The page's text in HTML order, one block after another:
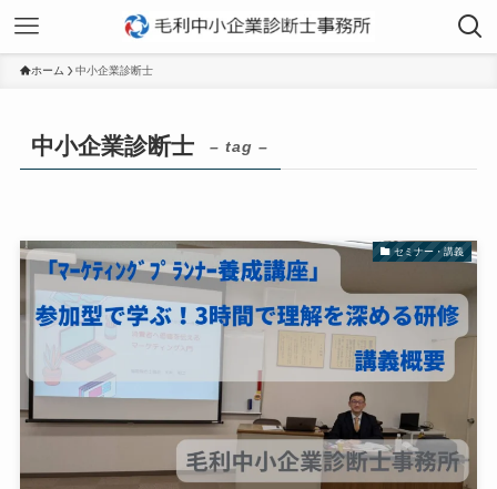
ホーム 中小企業診断士
中小企業診断士 – tag –
セミナー・講義